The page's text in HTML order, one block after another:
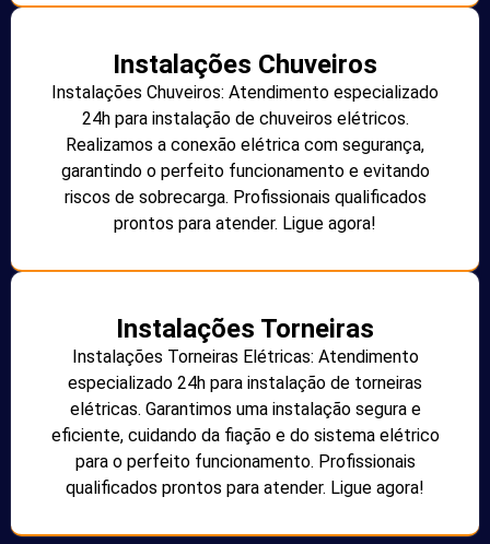
Instalações Chuveiros
Instalações Chuveiros: Atendimento especializado
24h para instalação de chuveiros elétricos.
Realizamos a conexão elétrica com segurança,
garantindo o perfeito funcionamento e evitando
riscos de sobrecarga. Profissionais qualificados
prontos para atender. Ligue agora!
Instalações Torneiras
Instalações Torneiras Elétricas: Atendimento
especializado 24h para instalação de torneiras
elétricas. Garantimos uma instalação segura e
eficiente, cuidando da fiação e do sistema elétrico
para o perfeito funcionamento. Profissionais
qualificados prontos para atender. Ligue agora!